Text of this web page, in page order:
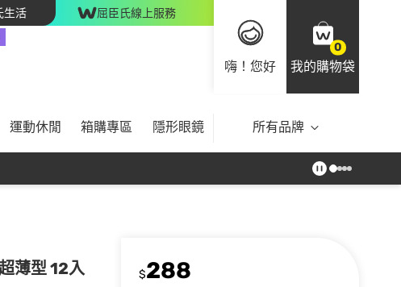
生活 屈臣氏線上服務
嗨！您好
0
我的購物袋
運動休閒 箱購專區 隱形眼鏡 所有品牌
薄型 12入
$288